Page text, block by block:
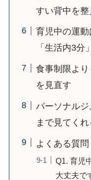
すい背中を整
育児中の運
「生活内3分
食事制限より
を見直す
パーソナル
まで見てく
よくある質問
Q1. 育児
大丈夫で